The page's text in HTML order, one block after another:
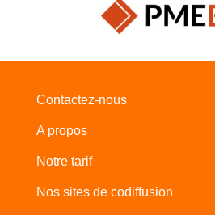
Contactez-nous
A propos
Notre tarif
Nos sites de codiffusion